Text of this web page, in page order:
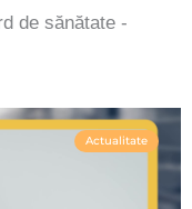
de sănătate -
Actualitate